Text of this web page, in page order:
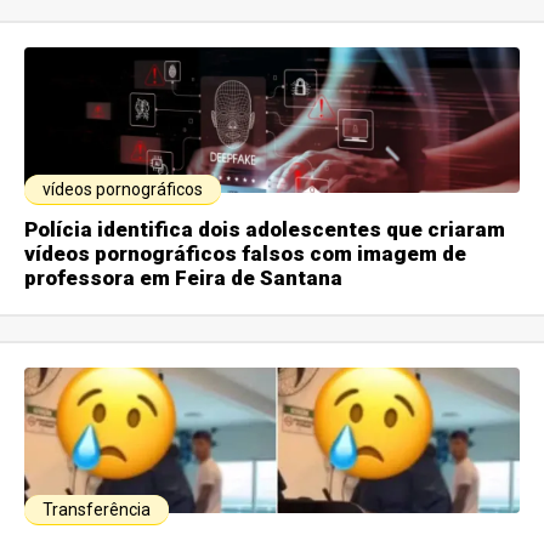
vídeos pornográficos
Polícia identifica dois adolescentes que criaram
vídeos pornográficos falsos com imagem de
professora em Feira de Santana
Transferência